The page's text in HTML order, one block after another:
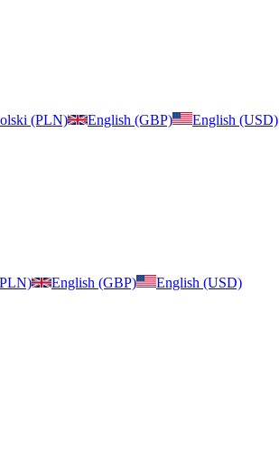
(PLN) English (GBP) English (USD)
English (GBP)
English (USD)